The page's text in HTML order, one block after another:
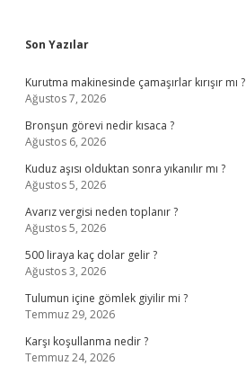
Sidebar
Son Yazılar
Kurutma makinesinde çamaşırlar kırışır mı ?
Ağustos 7, 2026
Bronşun görevi nedir kısaca ?
Ağustos 6, 2026
Kuduz aşısı olduktan sonra yıkanılır mı ?
Ağustos 5, 2026
Avarız vergisi neden toplanır ?
Ağustos 5, 2026
500 liraya kaç dolar gelir ?
Ağustos 3, 2026
Tulumun içine gömlek giyilir mi ?
Temmuz 29, 2026
Karşı koşullanma nedir ?
Temmuz 24, 2026